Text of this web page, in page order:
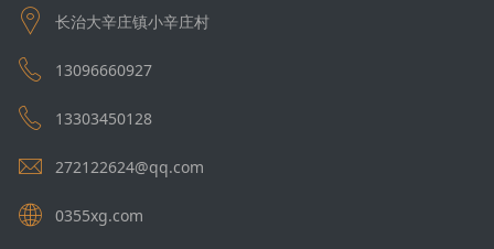
长治大辛庄镇小辛庄村
13096660927
13303450128
272122624@qq.com
0355xg.com